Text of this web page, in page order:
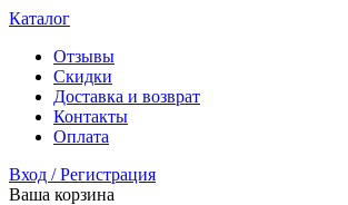
Каталог
Отзывы
Скидки
Доставка и возврат
Контакты
Оплата
Вход / Регистрация
Ваша корзина